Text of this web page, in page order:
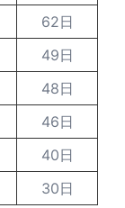
62日
49日
48日
46日
40日
30日